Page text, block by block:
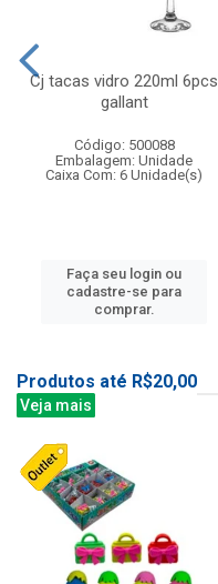
Cj tacas vidro 220ml 6pcs
gallant
Código: 500088
Embalagem: Unidade
Caixa Com: 6 Unidade(s)
Faça seu login ou
cadastre-se para
comprar.
Produtos até R$20,00
Veja mais